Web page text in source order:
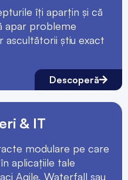
îți aparțin și că
apar probleme
ascultătorii știu exact
Descoperă
& IT
modulare pe care
aplicațiile tale
Agile, Waterfall sau